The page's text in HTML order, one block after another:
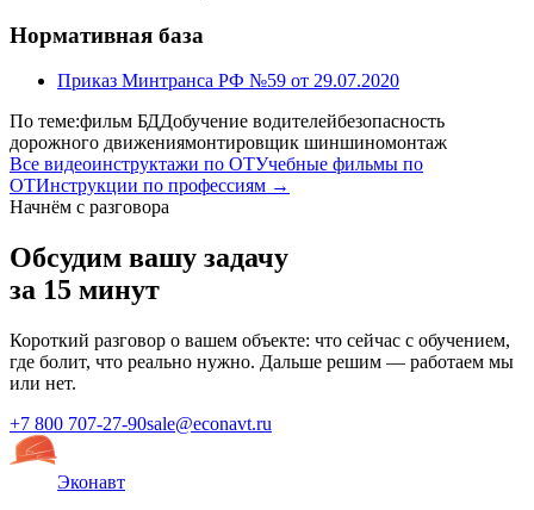
Нормативная база
Приказ Минтранса РФ №59 от 29.07.2020
По теме:фильм БДДобучение водителейбезопасность
дорожного движениямонтировщик шиншиномонтаж
Все видеоинструктажи по ОТУчебные фильмы по
ОТИнструкции по профессиям →
Начнём с разговора
Обсудим вашу задачу
за 15 минут
Короткий разговор о вашем объекте: что сейчас с обучением,
где болит, что реально нужно. Дальше решим — работаем мы
или нет.
+7 800 707-27-90sale@econavt.ru
Эконавт